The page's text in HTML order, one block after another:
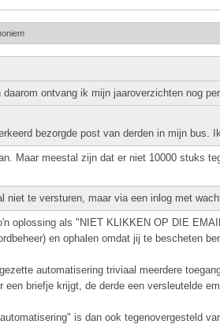
daarom ontvang ik mijn jaaroverzichten nog
bezorgde post van derden in mijn
Maar meestal zijn dat er niet 10000 stuks
niet te versturen, maar via een inlog met
oplossing als "NIET KLIKKEN OP DIE
en ophalen omdat jij te bescheten
automatisering triviaal meerdere
een briefje krijgt, de derde een versleutelde
is dan ook tegenovergesteld